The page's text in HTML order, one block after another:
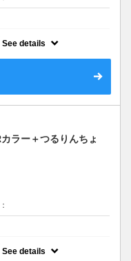
See details
ラー＋つるりんちょ
See details